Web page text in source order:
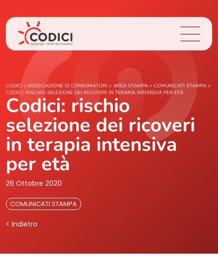
Chi Siamo
Cosa Facciamo
Area Stampa
CODICI | ASSOCIAZIONE DI CONSUMATORI > AREA STAMPA > COMUNICATI STAMPA >
CODICI: RISCHIO SELEZIONE DEI RICOVERI IN TERAPIA INTENSIVA PER ETÀ
Codici: rischio
selezione dei ricoveri
in terapia intensiva
per età
26 Ottobre 2020
COMUNICATI STAMPA
< Indietro